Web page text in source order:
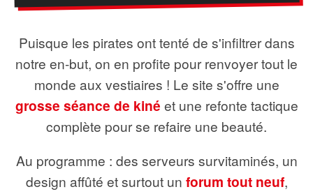
Puisque les pirates ont tenté de s'infiltrer dans
notre en-but, on en profite pour renvoyer tout le
monde aux vestiaires ! Le site s'offre une
grosse séance de kiné et une refonte tactique
complète pour se refaire une beauté.
Au programme : des serveurs survitaminés, un
design affûté et surtout un forum tout neuf,